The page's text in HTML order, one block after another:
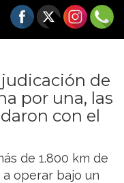
de
por una, las
con el
de 1.800 km de
operar bajo un